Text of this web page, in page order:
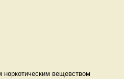
вещевством